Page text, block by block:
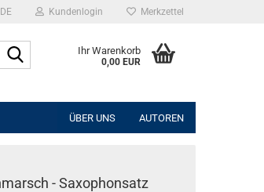
DE Kundenlogin Merkzettel
Ihr Warenkorb
0,00 EUR
ÜBER UNS AUTOREN
- Saxophonsatz